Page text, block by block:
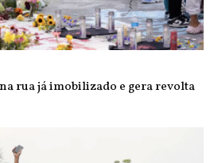
rua já imobilizado e gera revolta